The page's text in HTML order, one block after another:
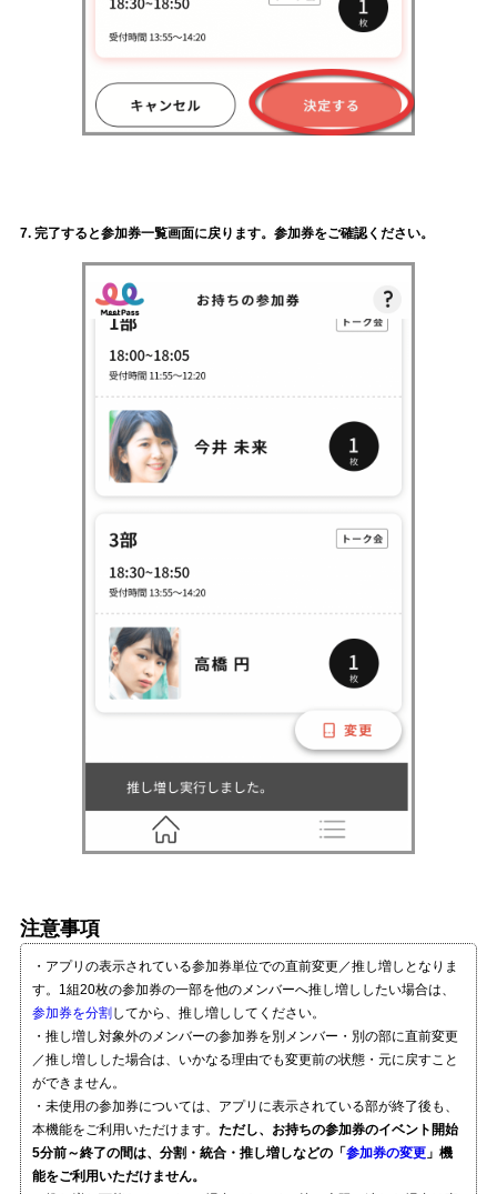
7. 完了すると参加券一覧画面に戻ります。参加券をご確認ください。
注意事項
・アプリの表示されている参加券単位での直前変更／推し増しとなりま
す。1組20枚の参加券の一部を他のメンバーへ推し増ししたい場合は、
参加券を分割 してから、推し増ししてください。
・推し増し対象外のメンバーの参加券を別メンバー・別の部に直前変更
／推し増しした場合は、いかなる理由でも変更前の状態・元に戻すこと
ができません。
・未使用の参加券については、アプリに表示されている部が終了後も、
本機能をご利用いただけます。 ただし、お持ちの参加券のイベント開始
5分前～終了の間は、分割・統合・推し増しなどの「 参加券の変更」機
能をご利用いただけません。